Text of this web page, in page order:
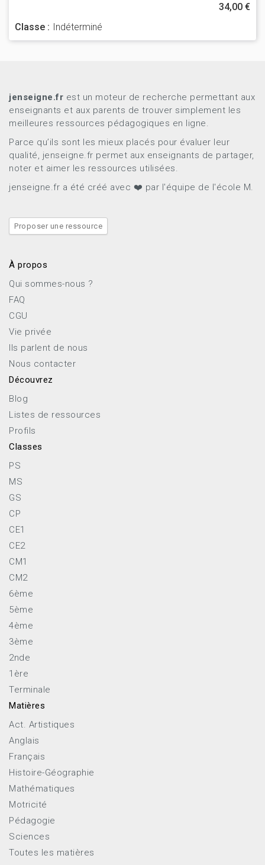
34,00 €
Classe : Indéterminé
jenseigne.fr est un moteur de recherche permettant aux
enseignants et aux parents de trouver simplement les
meilleures ressources pédagogiques en ligne.
Parce qu’ils sont les mieux placés pour évaluer leur
qualité, jenseigne.fr permet aux enseignants de partager,
noter et aimer les ressources utilisées.
jenseigne.fr a été créé avec ❤️ par l'équipe de l'école M.
Proposer une ressource
À propos
Qui sommes-nous ?
FAQ
CGU
Vie privée
Ils parlent de nous
Nous contacter
Découvrez
Blog
Listes de ressources
Profils
Classes
PS
MS
GS
CP
CE1
CE2
CM1
CM2
6ème
5ème
4ème
3ème
2nde
1ère
Terminale
Matières
Act. Artistiques
Anglais
Français
Histoire-Géographie
Mathématiques
Motricité
Pédagogie
Sciences
Toutes les matières